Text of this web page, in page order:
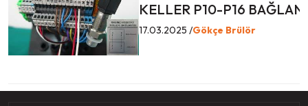
KELLER P10-P16
17.03.2025 /Gökçe Brülör